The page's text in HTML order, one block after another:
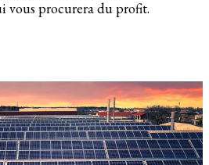
vous procurera du profit.